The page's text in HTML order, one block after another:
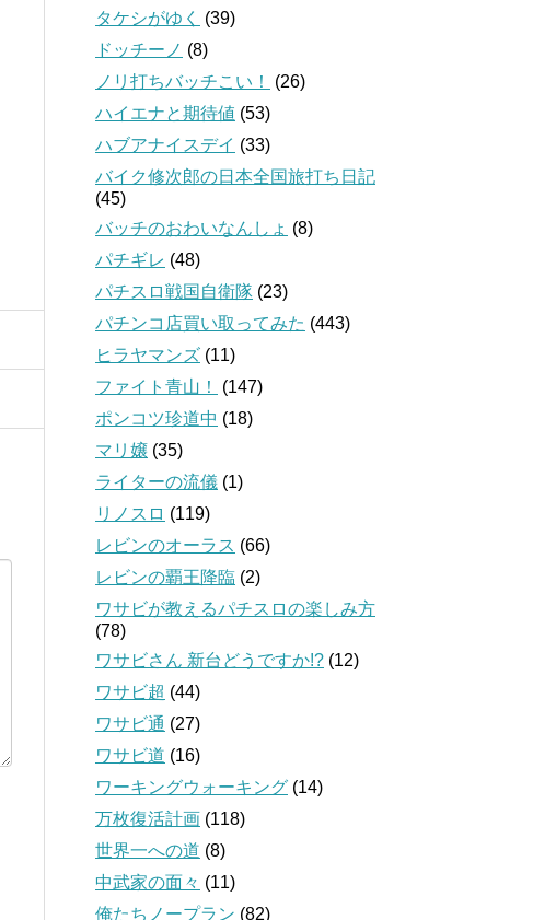
タケシがゆく
(39)
ドッチーノ (8)
ノリ打ちバッチこい！
(26)
ハイエナと期待値 (53)
ハブアナイスデイ (33)
バイク修次郎の日本全国旅打ち日記
(45)
バッチのおわいなんしょ (8)
パチギレ (48)
パチスロ戦国自衛隊 (23)
パチンコ店買い取ってみた (443)
ヒラヤマンズ (11)
ファイト青山！
(147)
ポンコツ珍道中 (18)
マリ嬢 (35)
ライターの流儀 (1)
リノスロ (119)
レビンのオーラス (66)
レビンの覇王降臨 (2)
ワサビが教えるパチスロの楽しみ方
(78)
ワサビさん 新台どうですか!? (12)
ワサビ超 (44)
ワサビ通 (27)
ワサビ道 (16)
ワーキングウォーキング (14)
万枚復活計画 (118)
世界一への道 (8)
中武家の面々 (11)
俺たちノープラン (82)